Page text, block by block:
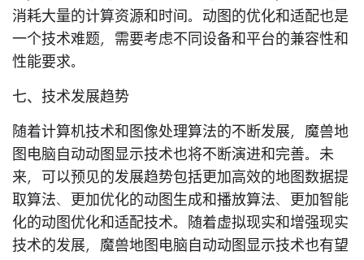
消耗大量的计算资源和时间。动图的优化和适配也是
一个技术难题，需要考虑不同设备和平台的兼容性和
性能要求。
七、技术发展趋势
随着计算机技术和图像处理算法的不断发展，魔兽地
图电脑自动动图显示技术也将不断演进和完善。未
来，可以预见的发展趋势包括更加高效的地图数据提
取算法、更加优化的动图生成和播放算法、更加智能
化的动图优化和适配技术。随着虚拟现实和增强现实
技术的发展，魔兽地图电脑自动动图显示技术也有望